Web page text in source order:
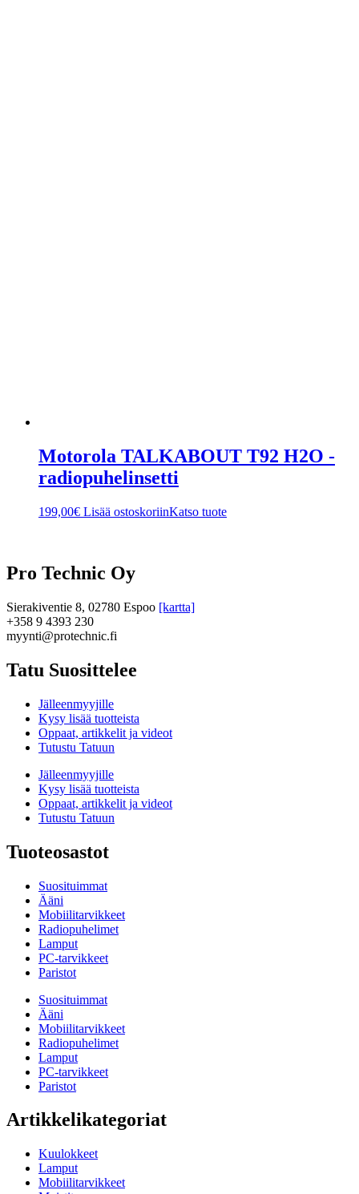
Motorola TALKABOUT T92 H2O -
radiopuhelinsetti
199,00€ Lisää ostoskoriinKatso tuote
Pro Technic Oy
Sierakiventie 8, 02780 Espoo [kartta]
+358 9 4393 230
myynti@protechnic.fi
Tatu Suosittelee
Jälleenmyyjille
Kysy lisää tuotteista
Oppaat, artikkelit ja videot
Tutustu Tatuun
Jälleenmyyjille
Kysy lisää tuotteista
Oppaat, artikkelit ja videot
Tutustu Tatuun
Tuoteosastot
Suosituimmat
Ääni
Mobiilitarvikkeet
Radiopuhelimet
Lamput
PC-tarvikkeet
Paristot
Suosituimmat
Ääni
Mobiilitarvikkeet
Radiopuhelimet
Lamput
PC-tarvikkeet
Paristot
Artikkelikategoriat
Kuulokkeet
Lamput
Mobiilitarvikkeet